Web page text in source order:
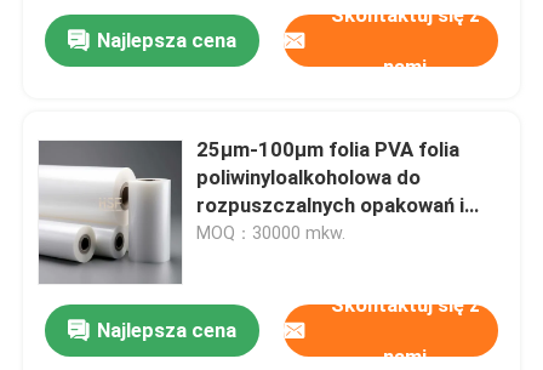
Najlepsza cena
Skontaktuj się z
nami
25μm-100μm folia PVA folia
poliwinyloalkoholowa do
rozpuszczalnych opakowań i
zastosowań biodegradowalnych
MOQ：30000 mkw.
Najlepsza cena
Skontaktuj się z
nami